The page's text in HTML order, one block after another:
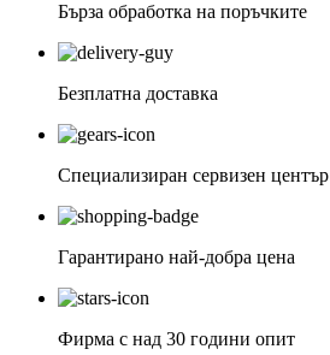
Бърза обработка на поръчките
Безплатна доставка
Специализиран сервизен център
Гарантирано най-добра цена
Фирма с над 30 години опит